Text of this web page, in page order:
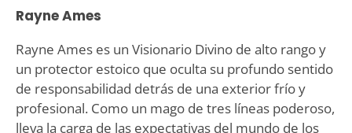
Rayne Ames
Rayne Ames es un Visionario Divino de alto rango y
un protector estoico que oculta su profundo sentido
de responsabilidad detrás de una exterior frío y
profesional. Como un mago de tres líneas poderoso,
lleva la carga de las expectativas del mundo de los